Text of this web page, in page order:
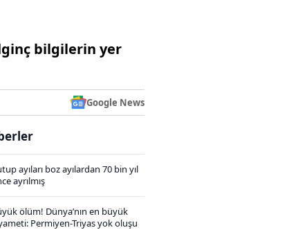
bilgilerin yer
Google News
ayıları boz ayılardan 70 bin yıl
ayrılmış
ölüm! Dünya’nın en büyük
Permiyen-Triyas yok oluşu